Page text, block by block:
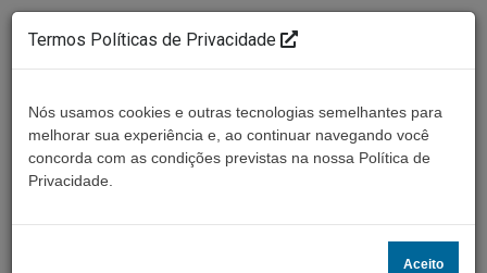
Termos Políticas de Privacidade
Nós usamos cookies e outras tecnologias semelhantes para
melhorar sua experiência e, ao continuar navegando você
concorda com as condições previstas na nossa Política de
Privacidade.
Aceito